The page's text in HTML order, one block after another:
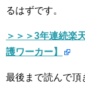
るはずです。
＞＞＞3年連続楽
護ワーカー】
最後まで読んで頂